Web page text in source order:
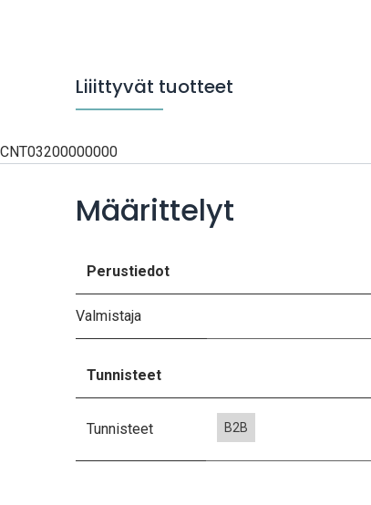
Liiittyvät tuotteet
CNT03200000000
Määrittelyt
Perustiedot
Valmistaja
Tunnisteet
Tunnisteet B2B